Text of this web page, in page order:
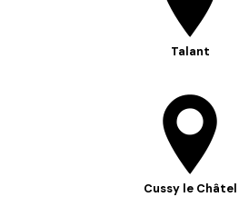
Talant
Cussy le Châtel